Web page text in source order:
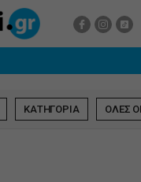
ΚΑΤΗΓΟΡΙΑ ΟΛΕΣ